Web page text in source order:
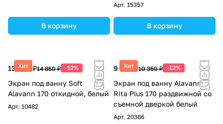
В корзину
Арт. 15357
В корзину
Хит
13 068 ₽14 850 ₽ -12%
Экран под ванну Soft
Alavann 170 откидной, белый
Арт. 10482
Хит
9 108 ₽10 350 ₽ -12%
Экран под ванну Alavann
Rita Plus 170 раздвижной со
съемной дверкой белый
Арт. 20386